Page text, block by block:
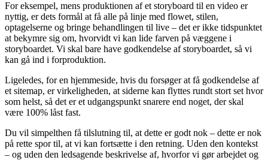
For eksempel, mens produktionen af et storyboard til en video er
nyttig, er dets formål at få alle på linje med flowet, stilen,
optagelserne og bringe behandlingen til live – det er ikke tidspunktet
at bekymre sig om, hvorvidt vi kan lide farven på væggene i
storyboardet. Vi skal bare have godkendelse af storyboardet, så vi
kan gå ind i forproduktion.
Ligeledes, for en hjemmeside, hvis du forsøger at få godkendelse af
et sitemap, er virkeligheden, at siderne kan flyttes rundt stort set hvor
som helst, så det er et udgangspunkt snarere end noget, der skal
være 100% låst fast.
Du vil simpelthen få tilslutning til, at dette er godt nok – dette er nok
på rette spor til, at vi kan fortsætte i den retning. Uden den kontekst
– og uden den ledsagende beskrivelse af, hvorfor vi gør arbejdet og